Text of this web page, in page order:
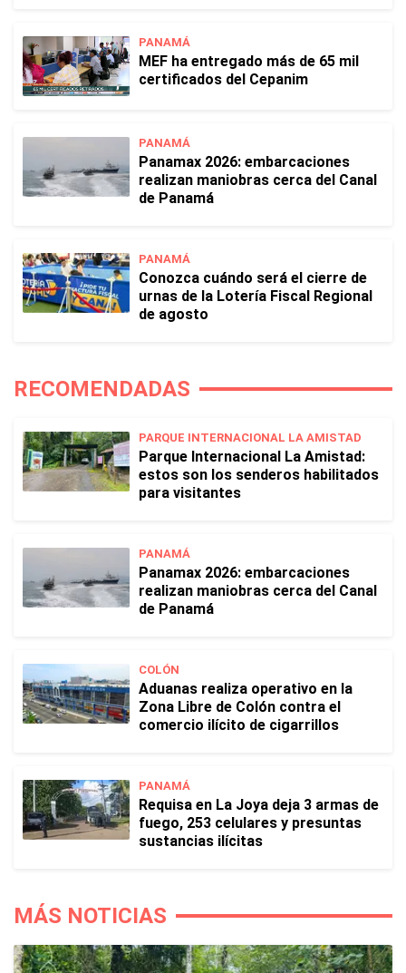
PANAMÁ
MEF ha entregado más de 65 mil
certificados del Cepanim
PANAMÁ
Panamax 2026: embarcaciones
realizan maniobras cerca del Canal
de Panamá
PANAMÁ
Conozca cuándo será el cierre de
urnas de la Lotería Fiscal Regional
de agosto
RECOMENDADAS
PARQUE INTERNACIONAL LA AMISTAD
Parque Internacional La Amistad:
estos son los senderos habilitados
para visitantes
PANAMÁ
Panamax 2026: embarcaciones
realizan maniobras cerca del Canal
de Panamá
COLÓN
Aduanas realiza operativo en la
Zona Libre de Colón contra el
comercio ilícito de cigarrillos
PANAMÁ
Requisa en La Joya deja 3 armas de
fuego, 253 celulares y presuntas
sustancias ilícitas
MÁS NOTICIAS